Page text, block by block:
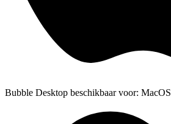
Bubble Desktop beschikbaar voor: MacOS